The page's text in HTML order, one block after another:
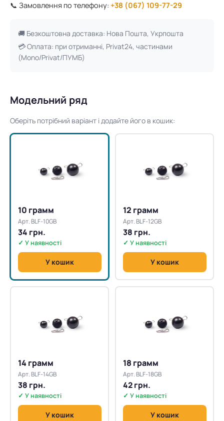
📞 Замовлення по телефону: +38 (067) 109-77-29
🚚 Безкоштовна доставка: Нова Пошта, Укрпошта
💳 Оплата: при отриманні, Privat24, частинами
(Mono/Privat/ПУМБ)
Модельний ряд
Оберіть потрібний варіант і додайте його в кошик:
10 грамм
Арт. BLF-10GB
34 грн.
✓ У наявності
У кошик
12 грамм
Арт. BLF-12GB
38 грн.
✓ У наявності
У кошик
14 грамм
Арт. BLF-14GB
38 грн.
✓ У наявності
У кошик
18 грамм
Арт. BLF-18GB
42 грн.
✓ У наявності
У кошик